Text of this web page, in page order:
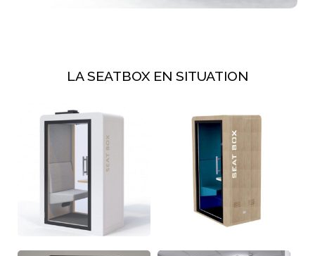
LA SEATBOX EN SITUATION